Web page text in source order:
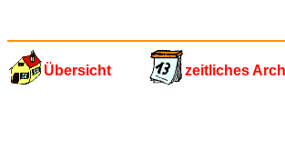
Übersicht
zeitliches